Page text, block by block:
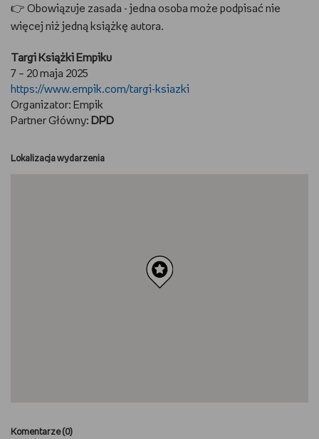
👉 Obowiązuje zasada - jedna osoba może podpisać nie
więcej niż jedną książkę autora.
Targi Książki Empiku
7 – 20 maja 2025
https://www.empik.com/targi-ksiazki
Organizator: Empik
Partner Główny: DPD
Lokalizacja wydarzenia
Komentarze (0)